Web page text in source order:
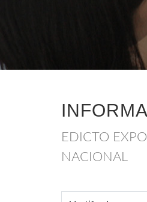
EDICTO
NACIONAL